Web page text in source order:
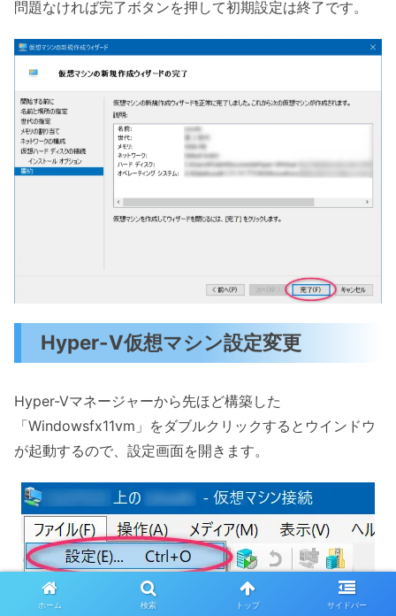
問題なければ完了ボタンを押して初期設定は終了です。
Hyper-V仮想マシン設定変更
Hyper-Vマネージャーから先ほど構築した
「Windowsfx11vm」をダブルクリックするとウインドウ
が起動するので、設定画面を開きます。
ホーム 検索 トップ サイドバー